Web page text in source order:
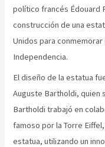
político francés Édouard
construcción de una
Unidos para
Independencia.
El diseño de la estatua
Auguste Bartholdi, quien
Bartholdi trabajó en
famoso por la Torre
estatua, utilizando un